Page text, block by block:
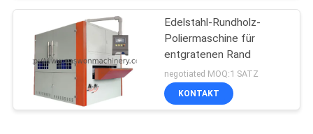
Holzbearbeitungs-
versandende
Maschine
Edelstahl-Rundholz-
Poliermaschine für
entgratenen Rand
negotiated MOQ:1 SATZ
KONTAKT